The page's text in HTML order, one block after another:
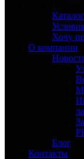
Каталог
Хочу
О компании
Блог
Контакты